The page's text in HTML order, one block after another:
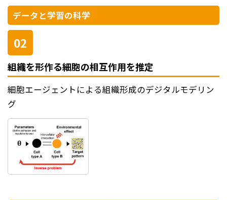
データと学習の科学
02
組織を形作る細胞の相互作用を推定
細胞エージェントによる組織形成のデジタルモデリン
グ